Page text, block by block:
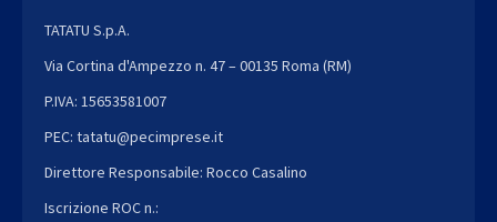
TATATU S.p.A.
Via Cortina d'Ampezzo n. 47 – 00135 Roma (RM)
P.IVA: 15653581007
PEC: tatatu@pecimprese.it
Direttore Responsabile: Rocco Casalino
Iscrizione ROC n.: